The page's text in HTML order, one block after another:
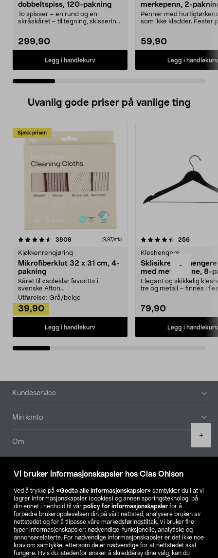
Vi bruker informasjonskapsler hos Clas Ohlson
Ved å trykke på «Godta alle informasjonskapsler» samtykker du i at vi
lagrer informasjonskapsler (cookies) og annen sporingsteknologi på
din enhet i henhold til vår policy for informasjonskapsler for å
forbedre brukeropplevelsen din på vårt nettsted, analysere bruken av
nettstedet og for å tilpasse våre markedsføringstiltak. Vi bruker fire
typer informasjonskapsler: nødvendige, funksjonelle, analytiske og
annonserelaterte. For nødvendige informasjonskapsler er det ikke noe
krav om samtykke, ettersom de er nødvendige for at nettstedet skal
fungere. Hvis du istedenfor ønsker å skreddersy dine valg, kan du
-
+
dobbeltspiss, 120-pakning
To spisser – en rund og en
skråskåret – til tegning, skissering
299,90
Legg i handlekurv
merkepenn, 2-
Penner med
som ikke kladder. Fester
59,90
Legg i handlekurv
Uvanlig gode priser på vanlige ting
Sjekk prisen
3809anmeldelser(9,97/stk)
Kjøkkenrengjøring
Mikrofiberklut 32 x 31 cm, 4-
pakning
Kåret til «soleklar favoritt» i
svenske Afton...
Utførelse: Grå/beige
39,90
Legg i handlekurv
4.5av 5 stjerner 256
Kleshengere
Sklisikre
med metallpinne, 8-
Elegant og skikkelig
tre og metall – finnes i
79,90
Legg i handlekurv
4.5av 5 stjerner
Bunntekst
Kundeservice
Min konto
Om
Våre selskaper
Finn din butikk
SE NO FI